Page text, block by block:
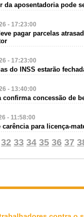
da aposentadoria pode
- 17:23:00
pagar parcelas
- 17:23:00
do INSS estarão
- 13:40:00
confirma concessão de
- 11:58:00
carência para licença-
32 33 34 35 36 37